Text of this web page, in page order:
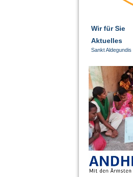
Wir für Sie
Aktuelles
Sankt Aldegundis